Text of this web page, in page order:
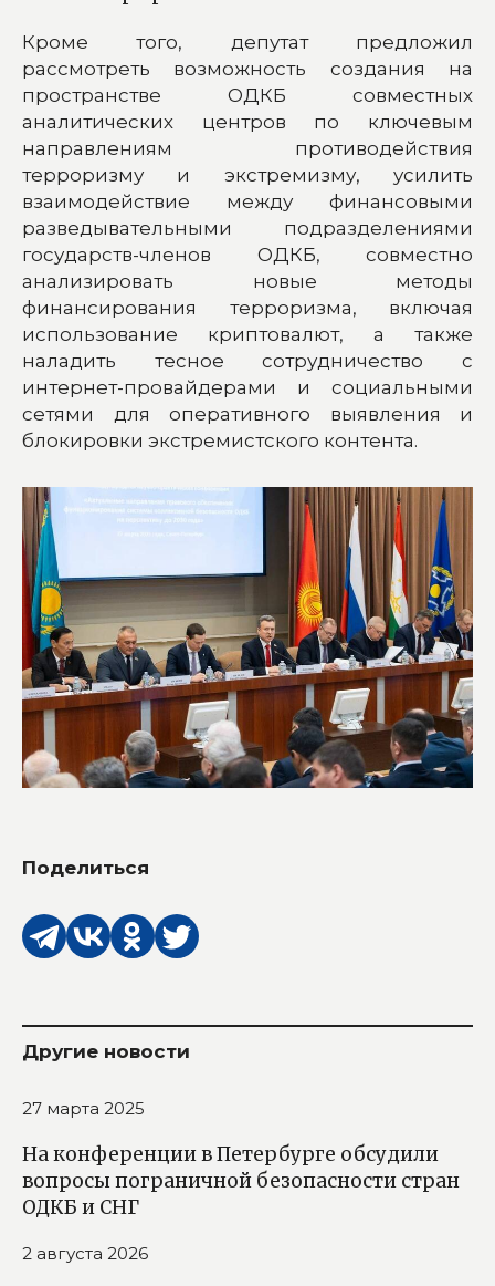
Кроме того, депутат предложил
рассмотреть возможность создания на
пространстве ОДКБ совместных
аналитических центров по ключевым
направлениям противодействия
терроризму и экстремизму, усилить
взаимодействие между финансовыми
разведывательными подразделениями
государств-членов ОДКБ, совместно
анализировать новые методы
финансирования терроризма, включая
использование криптовалют, а также
наладить тесное сотрудничество с
интернет-провайдерами и социальными
сетями для оперативного выявления и
блокировки экстремистского контента.
Поделиться
Другие новости
27 марта 2025
На конференции в Петербурге обсудили
вопросы пограничной безопасности стран
ОДКБ и СНГ
2 августа 2026